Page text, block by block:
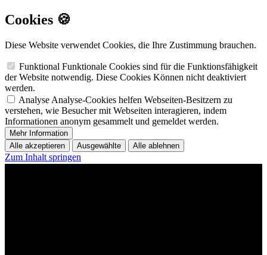
Cookies 🍪
Diese Website verwendet Cookies, die Ihre Zustimmung brauchen.
Funktional Funktionale Cookies sind für die Funktionsfähigkeit
der Website notwendig. Diese Cookies Können nicht deaktiviert
werden.
Analyse Analyse-Cookies helfen Webseiten-Besitzern zu
verstehen, wie Besucher mit Webseiten interagieren, indem
Informationen anonym gesammelt und gemeldet werden.
Mehr Information
Alle akzeptieren
Ausgewählte Alle ablehnen
Zum Inhalt springen